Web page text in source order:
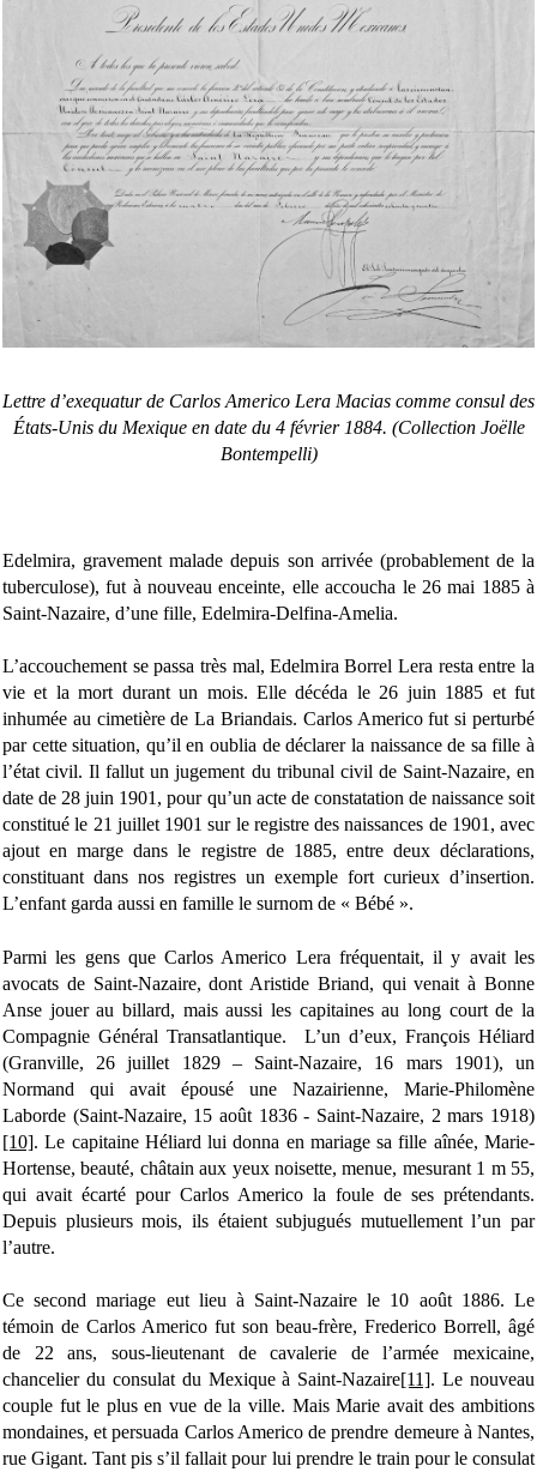
Lettre d’exequatur de Carlos Americo Lera Macias comme consul des
États-Unis du Mexique en date du 4 février 1884. (Collection Joëlle
Bontempelli)
Edelmira, gravement malade depuis son arrivée (probablement de la
tuberculose), fut à nouveau enceinte, elle accoucha le 26 mai 1885 à
Saint-Nazaire, d’une fille, Edelmira-Delfina-Amelia.
L’accouchement se passa très mal, Edelmira Borrel Lera resta entre la
vie et la mort durant un mois. Elle décéda le 26 juin 1885 et fut
inhumée au cimetière de La Briandais. Carlos Americo fut si perturbé
par cette situation, qu’il en oublia de déclarer la naissance de sa fille à
l’état civil. Il fallut un jugement du tribunal civil de Saint-Nazaire, en
date de 28 juin 1901, pour qu’un acte de constatation de naissance soit
constitué le 21 juillet 1901 sur le registre des naissances de 1901, avec
ajout en marge dans le registre de 1885, entre deux déclarations,
constituant dans nos registres un exemple fort curieux d’insertion.
L’enfant garda aussi en famille le surnom de « Bébé ».
Parmi les gens que Carlos Americo Lera fréquentait, il y avait les
avocats de Saint-Nazaire, dont Aristide Briand, qui venait à Bonne
Anse jouer au billard, mais aussi les capitaines au long court de la
Compagnie Général Transatlantique. L’un d’eux, François Héliard
(Granville, 26 juillet 1829 – Saint-Nazaire, 16 mars 1901), un
Normand qui avait épousé une Nazairienne, Marie-Philomène
Laborde (Saint-Nazaire, 15 août 1836 - Saint-Nazaire, 2 mars 1918)
[10]. Le capitaine Héliard lui donna en mariage sa fille aînée, Marie-
Hortense, beauté, châtain aux yeux noisette, menue, mesurant 1 m 55,
qui avait écarté pour Carlos Americo la foule de ses prétendants.
Depuis plusieurs mois, ils étaient subjugués mutuellement l’un par
l’autre.
Ce second mariage eut lieu à Saint-Nazaire le 10 août 1886. Le
témoin de Carlos Americo fut son beau-frère, Frederico Borrell, âgé
de 22 ans, sous-lieutenant de cavalerie de l’armée mexicaine,
chancelier du consulat du Mexique à Saint-Nazaire[11]. Le nouveau
couple fut le plus en vue de la ville. Mais Marie avait des ambitions
mondaines, et persuada Carlos Americo de prendre demeure à Nantes,
rue Gigant. Tant pis s’il fallait pour lui prendre le train pour le consulat